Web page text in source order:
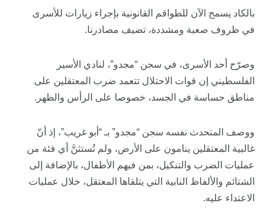
بالكاد يسمح الآن للطواقم القانونية بإجراء زيارات للأسرى
في ظروف صعبة ومشددة، تضيف مصادرنا.
وصرّح أحد الأسرى، في سجن “مجدو”، لنادي الأسير
الفلسطيني إن قوات الاحتلال تتعمد ضرب المعتقلين على
مناطق حساسة في الجسد، خصوصا على الرأس والظهر.
ووصف المتحدث نفسه سجن “مجدو” بـ “أبو غريب”، إذ أنّ
غالبية المعتقلين ينامون على الأرض، ولم تُستثنَّ أي فئة من
عمليات الضرب والتنكيل، بمن فيهم الأطفال، بالإضافة إلى
الشتائم والألفاظ النابية التي يتلقاها المعتقل، خلال عمليات
الاعتداء عليه.